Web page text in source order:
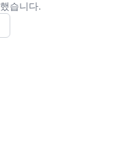
습니다.